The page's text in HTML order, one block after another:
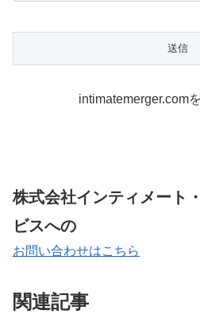
intimatemerger.com
株式会社インティメート
ビスへの
お問い合わせはこちら
関連記事